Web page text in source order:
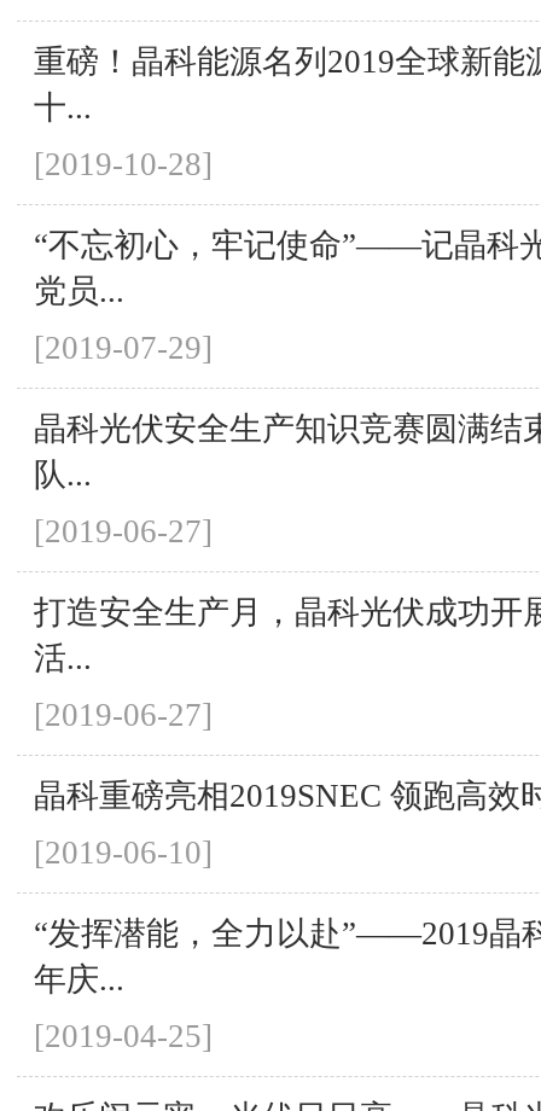
重磅！晶科能源名列2019全球新能
十...
[2019-10-28]
“不忘初心，牢记使命”——记晶科
党员...
[2019-07-29]
晶科光伏安全生产知识竞赛圆满结
队...
[2019-06-27]
打造安全生产月，晶科光伏成功开
活...
[2019-06-27]
晶科重磅亮相2019SNEC 领跑高效
[2019-06-10]
“发挥潜能，全力以赴”——2019晶
年庆...
[2019-04-25]